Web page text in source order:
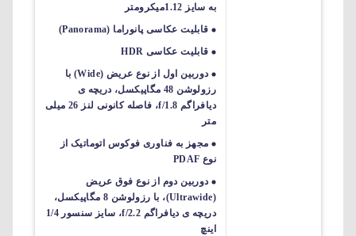
به سایز 1.12میکرومتر
قابلیت عکاسی پانوراما (Panorama)
قابلیت عکاسی HDR
دوربین اول از نوع عریض (Wide) با
رزولوشن 48 مگاپیکسل، دریچه ی
دیافراگم f/1.8، فاصله کانونی لنز 26 میلی
متر
مجهز به فناوری فوکوس اتوماتیک از
نوع PDAF
دوربین دوم از نوع فوق عریض
(Ultrawide)، با رزولوشن 8 مگاپیکسل،
دریچه ی دیافراگم f/2.2، سایز سنسور 1/4
اینچ